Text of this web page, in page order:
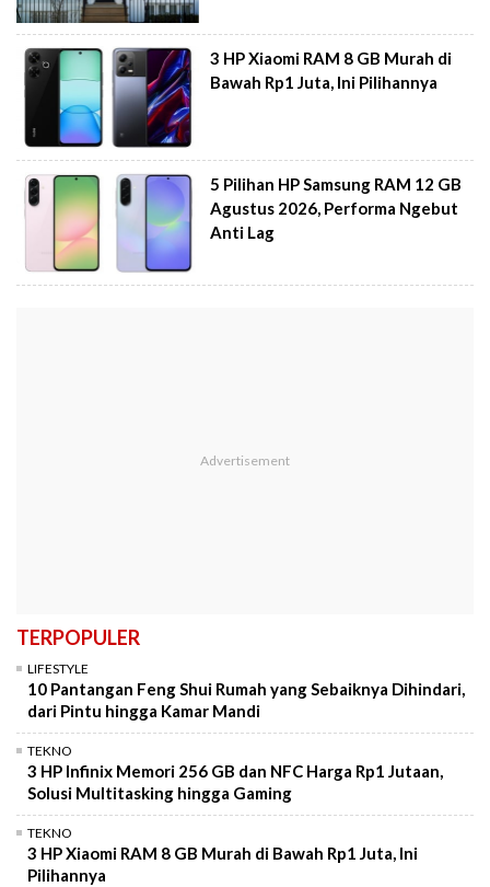
3 HP Xiaomi RAM 8 GB Murah di
Bawah Rp1 Juta, Ini Pilihannya
5 Pilihan HP Samsung RAM 12 GB
Agustus 2026, Performa Ngebut
Anti Lag
TERPOPULER
LIFESTYLE
10 Pantangan Feng Shui Rumah yang Sebaiknya Dihindari,
dari Pintu hingga Kamar Mandi
TEKNO
3 HP Infinix Memori 256 GB dan NFC Harga Rp1 Jutaan,
Solusi Multitasking hingga Gaming
TEKNO
3 HP Xiaomi RAM 8 GB Murah di Bawah Rp1 Juta, Ini
Pilihannya